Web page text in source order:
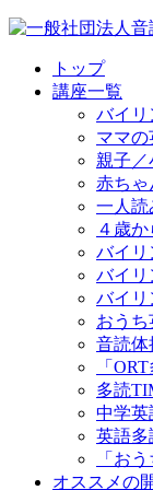
トップ
講座一覧
バイリ
ママ
親子
赤ちゃ
一人読
４歳
バイリ
バイリ
バイリ
おうち
音読体
「
多読
中学英
英語多
「お
オススメの